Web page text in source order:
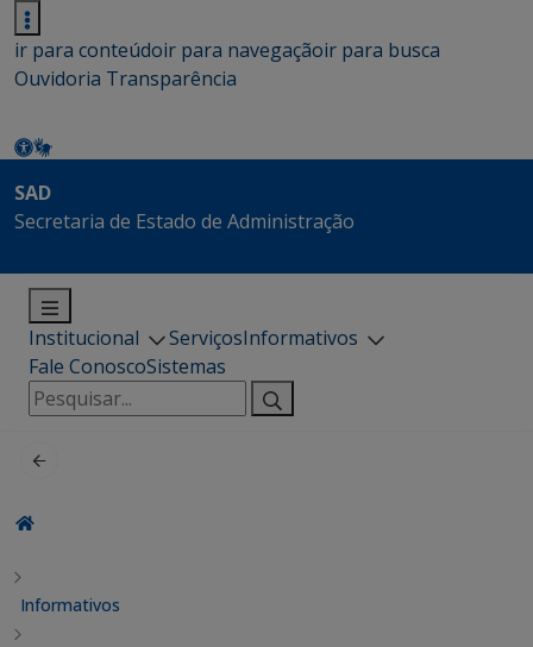
ir para conteúdoir para navegaçãoir para busca
Ouvidoria Transparência
SAD
Secretaria de Estado de Administração
Institucional ServiçosInformativos
Fale ConoscoSistemas
Pesquisar
por:
Informativos